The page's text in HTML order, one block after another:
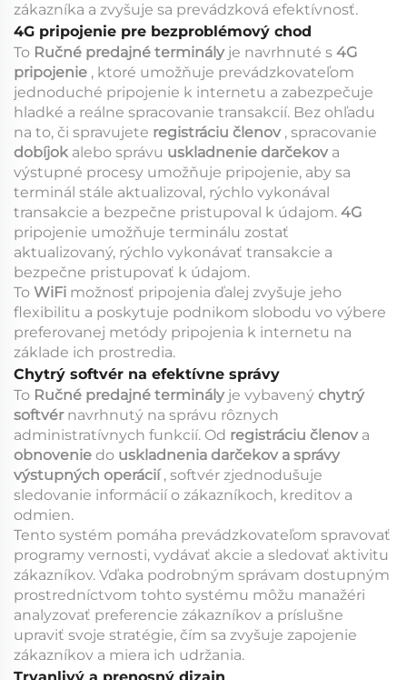
zákazníka a zvyšuje sa prevádzková efektívnosť.
4G pripojenie pre bezproblémový chod
To Ručné predajné terminály je navrhnuté s 4G
pripojenie , ktoré umožňuje prevádzkovateľom
jednoduché pripojenie k internetu a zabezpečuje
hladké a reálne spracovanie transakcií. Bez ohľadu
na to, či spravujete registráciu členov , spracovanie
dobíjok alebo správu uskladnenie darčekov a
výstupné procesy umožňuje pripojenie, aby sa
terminál stále aktualizoval, rýchlo vykonával
transakcie a bezpečne pristupoval k údajom. 4G
pripojenie umožňuje terminálu zostať
aktualizovaný, rýchlo vykonávať transakcie a
bezpečne pristupovať k údajom.
To WiFi možnosť pripojenia ďalej zvyšuje jeho
flexibilitu a poskytuje podnikom slobodu vo výbere
preferovanej metódy pripojenia k internetu na
základe ich prostredia.
Chytrý softvér na efektívne správy
To Ručné predajné terminály je vybavený chytrý
softvér navrhnutý na správu rôznych
administratívnych funkcií. Od registráciu členov a
obnovenie do uskladnenia darčekov a správy
výstupných operácií , softvér zjednodušuje
sledovanie informácií o zákazníkoch, kreditov a
odmien.
Tento systém pomáha prevádzkovateľom spravovať
programy vernosti, vydávať akcie a sledovať aktivitu
zákazníkov. Vďaka podrobným správam dostupným
prostredníctvom tohto systému môžu manažéri
analyzovať preferencie zákazníkov a príslušne
upraviť svoje stratégie, čím sa zvyšuje zapojenie
zákazníkov a miera ich udržania.